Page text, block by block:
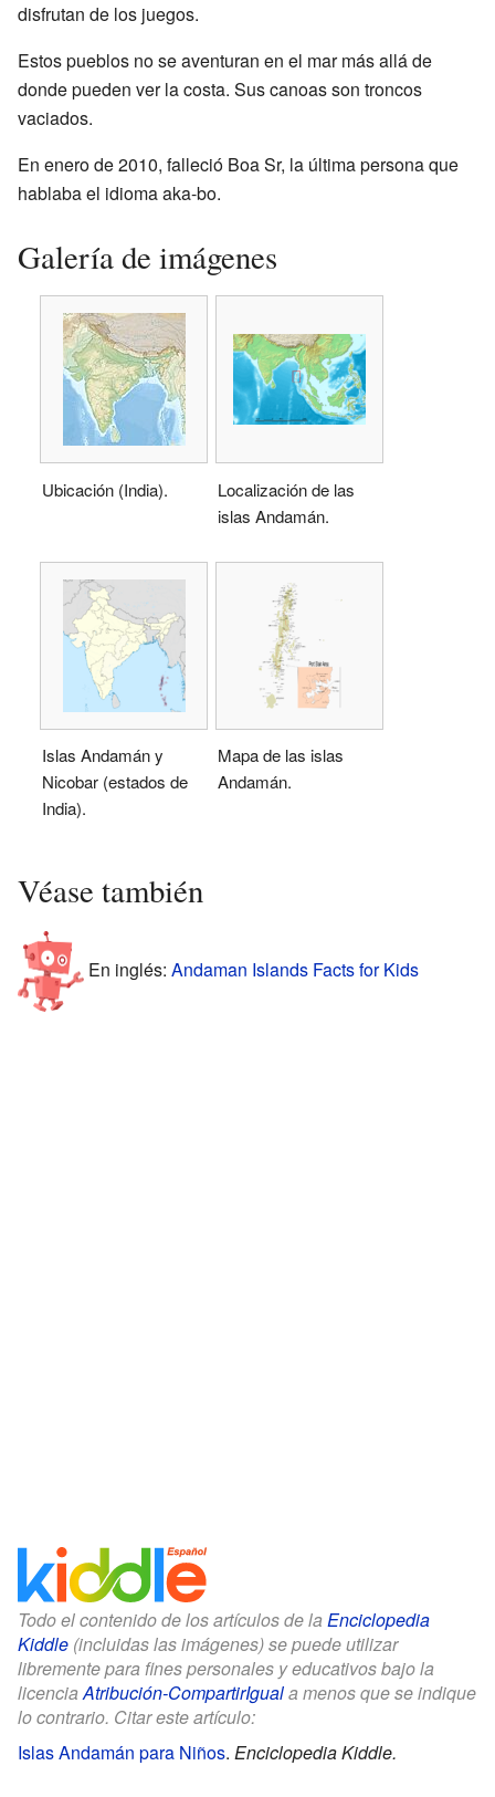
disfrutan de los juegos.
Estos pueblos no se aventuran en el mar más allá de
donde pueden ver la costa. Sus canoas son troncos
vaciados.
En enero de 2010, falleció Boa Sr, la última persona que
hablaba el idioma aka-bo.
Galería de imágenes
Ubicación (India).
Localización de las
islas Andamán.
Islas Andamán y
Nicobar (estados de
India).
Mapa de las islas
Andamán.
Véase también
En inglés: Andaman Islands Facts for Kids
Todo el contenido de los artículos de la Enciclopedia
Kiddle (incluidas las imágenes) se puede utilizar
libremente para fines personales y educativos bajo la
licenciaAtribución-CompartirIguala menos que se indique
lo contrario. Citar este artículo:
Islas Andamán para Niños. Enciclopedia Kiddle.